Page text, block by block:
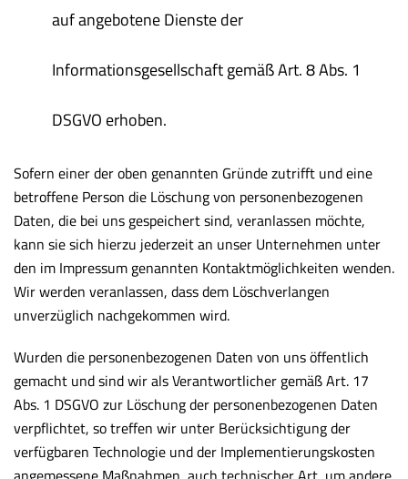
auf angebotene Dienste der
Informationsgesellschaft gemäß Art. 8 Abs. 1
DSGVO erhoben.
Sofern einer der oben genannten Gründe zutrifft und eine
betroffene Person die Löschung von personenbezogenen
Daten, die bei uns gespeichert sind, veranlassen möchte,
kann sie sich hierzu jederzeit an unser Unternehmen unter
den im Impressum genannten Kontaktmöglichkeiten wenden.
Wir werden veranlassen, dass dem Löschverlangen
unverzüglich nachgekommen wird.
Wurden die personenbezogenen Daten von uns öffentlich
gemacht und sind wir als Verantwortlicher gemäß Art. 17
Abs. 1 DSGVO zur Löschung der personenbezogenen Daten
verpflichtet, so treffen wir unter Berücksichtigung der
verfügbaren Technologie und der Implementierungskosten